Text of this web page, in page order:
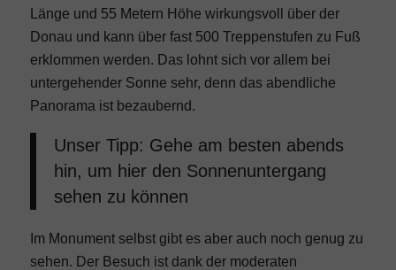
Länge und 55 Metern Höhe wirkungsvoll über der
Donau und kann über fast 500 Treppenstufen zu Fuß
erklommen werden. Das lohnt sich vor allem bei
untergehender Sonne sehr, denn das abendliche
Panorama ist bezaubernd.
Unser Tipp: Gehe am besten abends
hin, um hier den Sonnenuntergang
sehen zu können
Im Monument selbst gibt es aber auch noch genug zu
sehen. Der Besuch ist dank der moderaten